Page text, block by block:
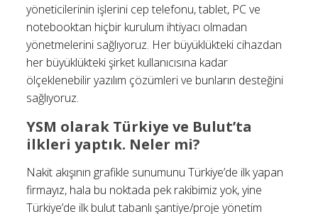
yöneticilerinin işlerini cep telefonu, tablet, PC ve
notebooktan hiçbir kurulum ihtiyacı olmadan
yönetmelerini sağlıyoruz. Her büyüklükteki cihazdan
her büyüklükteki şirket kullanıcısına kadar
ölçeklenebilir yazılım çözümleri ve bunların desteğini
sağlıyoruz.
YSM olarak Türkiye ve Bulut’ta
ilkleri yaptık. Neler mi?
Nakit akışının grafikle sunumunu Türkiye’de ilk yapan
firmayız, hala bu noktada pek rakibimiz yok, yine
Türkiye’de ilk bulut tabanlı şantiye/proje yönetim